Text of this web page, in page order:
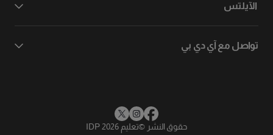
الآيلتس
تواصل مع آي دي بي
حقوق النشر ©تعليم IDP 2026